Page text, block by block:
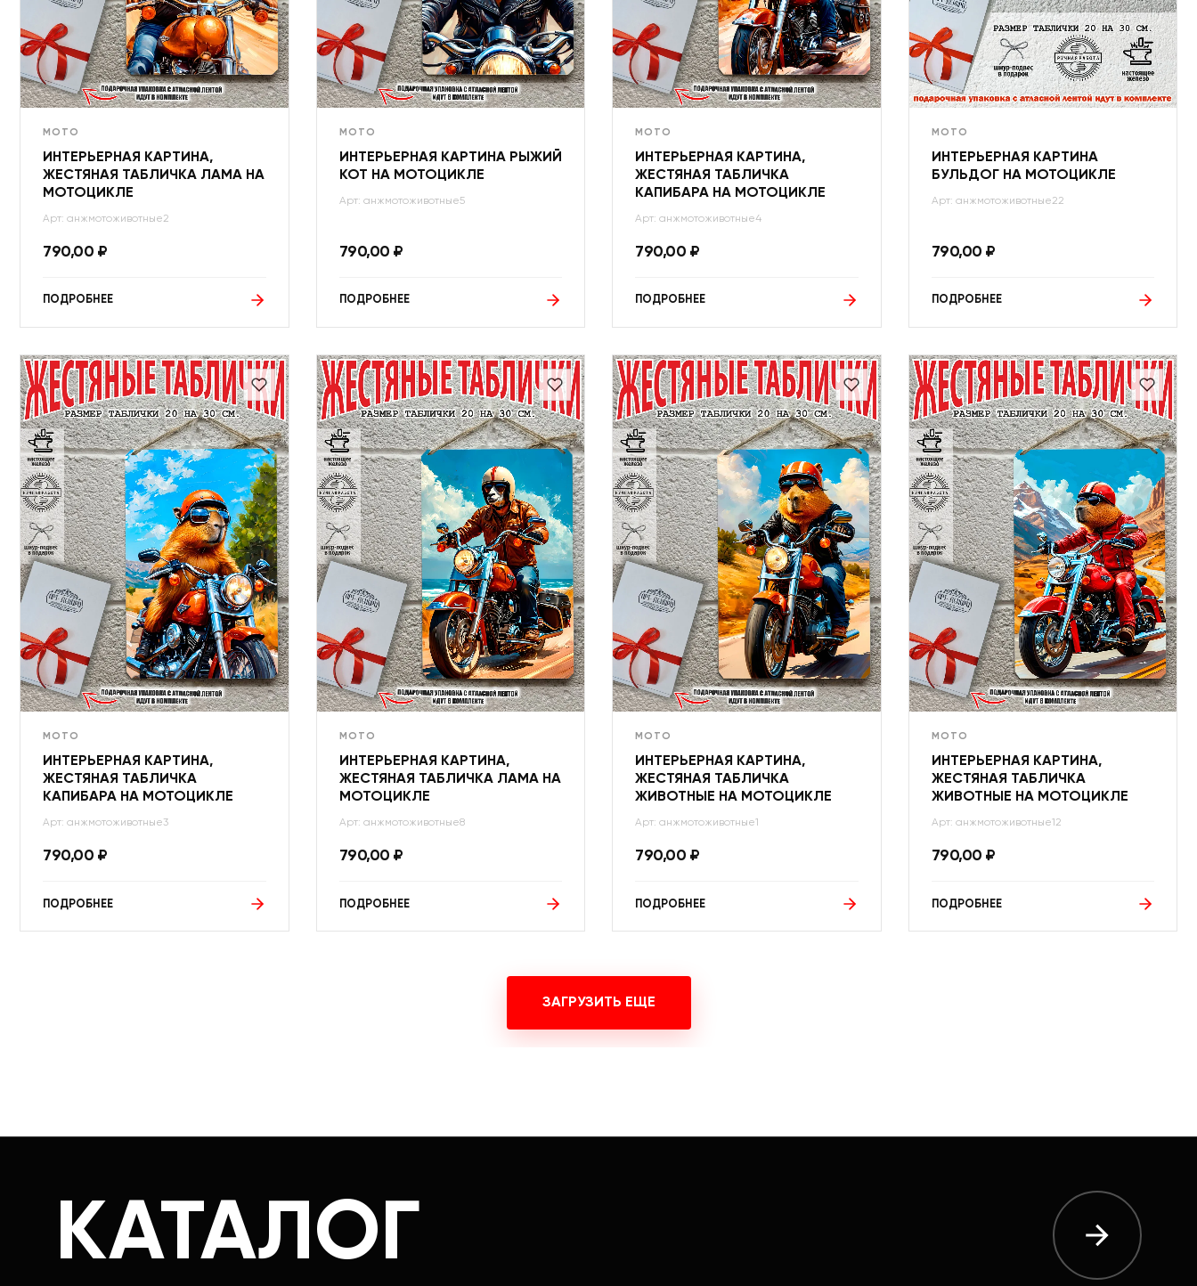
МОТО
ИНТЕРЬЕРНАЯ КАРТИНА,
ЖЕСТЯНАЯ ТАБЛИЧКА ЛАМА НА
МОТОЦИКЛЕ
Арт: анжмотоживотные2
790,00 ₽
ПОДРОБНЕЕ
МОТО
ИНТЕРЬЕРНАЯ КАРТИНА РЫЖИЙ
КОТ НА МОТОЦИКЛЕ
Арт: анжмотоживотные5
790,00 ₽
ПОДРОБНЕЕ
МОТО
ИНТЕРЬЕРНАЯ КАРТИНА,
ЖЕСТЯНАЯ ТАБЛИЧКА
КАПИБАРА НА МОТОЦИКЛЕ
Арт: анжмотоживотные4
790,00 ₽
ПОДРОБНЕЕ
МОТО
ИНТЕРЬЕРНАЯ КАРТИНА
БУЛЬДОГ НА МОТОЦИКЛЕ
Арт: анжмотоживотные22
790,00 ₽
ПОДРОБНЕЕ
МОТО
ИНТЕРЬЕРНАЯ КАРТИНА,
ЖЕСТЯНАЯ ТАБЛИЧКА
КАПИБАРА НА МОТОЦИКЛЕ
Арт: анжмотоживотные3
790,00 ₽
ПОДРОБНЕЕ
МОТО
ИНТЕРЬЕРНАЯ КАРТИНА,
ЖЕСТЯНАЯ ТАБЛИЧКА ЛАМА НА
МОТОЦИКЛЕ
Арт: анжмотоживотные8
790,00 ₽
ПОДРОБНЕЕ
МОТО
ИНТЕРЬЕРНАЯ КАРТИНА,
ЖЕСТЯНАЯ ТАБЛИЧКА
ЖИВОТНЫЕ НА МОТОЦИКЛЕ
Арт: анжмотоживотные1
790,00 ₽
ПОДРОБНЕЕ
МОТО
ИНТЕРЬЕРНАЯ КАРТИНА,
ЖЕСТЯНАЯ ТАБЛИЧКА
ЖИВОТНЫЕ НА МОТОЦИКЛЕ
Арт: анжмотоживотные12
790,00 ₽
ПОДРОБНЕЕ
ЗАГРУЗИТЬ ЕЩЕ
КАТАЛОГ